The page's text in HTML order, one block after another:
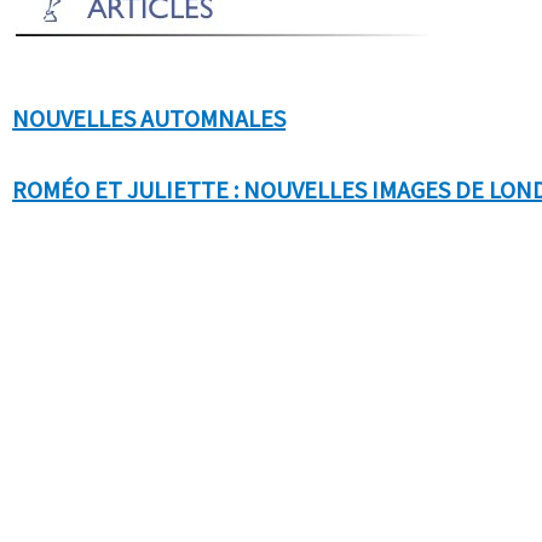
NOUVELLES AUTOMNALES
ROMÉO ET JULIETTE : NOUVELLES IMAGES DE